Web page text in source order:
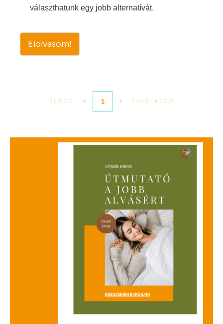
választhatunk egy jobb alternatívát.
Elolvasom!
ELŐZŐ 1 KÖVETKEZŐ